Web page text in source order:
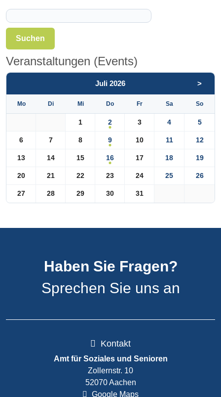
Suchen
Veranstaltungen (Events)
Juli 2026 >
Mo Di Mi Do Fr Sa So
1 2 3 4 5
6 7 8 9 10 11 12
13 14 15 16 17 18 19
20 21 22 23 24 25 26
27 28 29 30 31
Haben Sie Fragen?
Sprechen Sie uns an
Kontakt
Amt für Soziales und Senioren
Zollernstr. 10
52070 Aachen
Google Maps